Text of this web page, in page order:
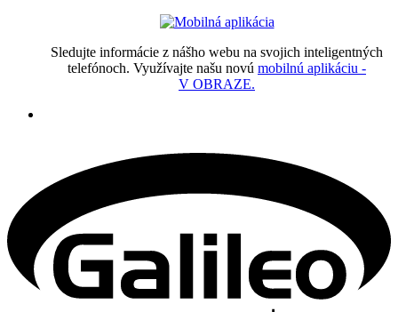
Sledujte informácie z nášho webu na svojich inteligentných
telefónoch. Využívajte našu novú mobilnú aplikáciu -
V OBRAZE.